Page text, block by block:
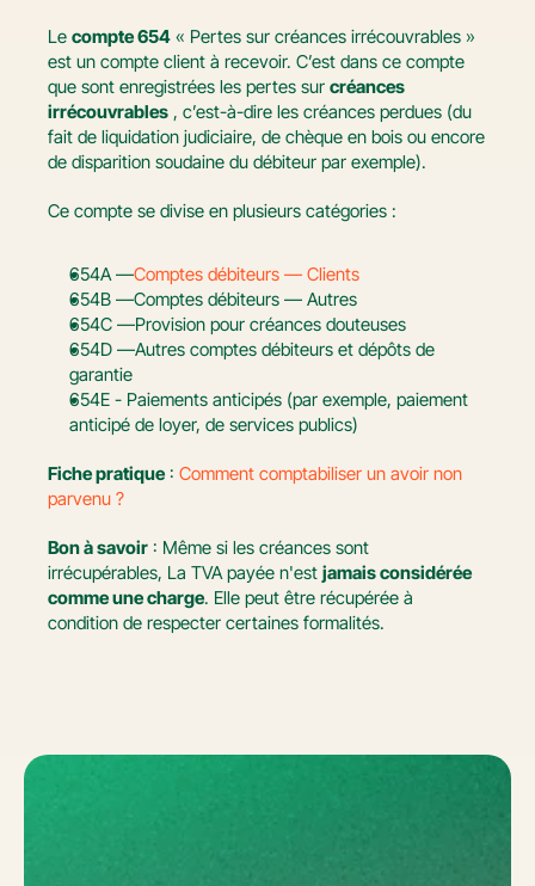
Le compte 654 « Pertes sur créances irrécouvrables »
est un compte client à recevoir. C’est dans ce compte
que sont enregistrées les pertes sur créances
irrécouvrables , c’est-à-dire les créances perdues (du
fait de liquidation judiciaire, de chèque en bois ou encore
de disparition soudaine du débiteur par exemple).
Ce compte se divise en plusieurs catégories :
654A —Comptes débiteurs — Clients
654B —Comptes débiteurs — Autres
654C —Provision pour créances douteuses
654D —Autres comptes débiteurs et dépôts de
garantie
654E - Paiements anticipés (par exemple, paiement
anticipé de loyer, de services publics)
Fiche pratique : Comment comptabiliser un avoir non
parvenu ?
Bon à savoir : Même si les créances sont
irrécupérables, La TVA payée n'est jamais considérée
comme une charge. Elle peut être récupérée à
condition de respecter certaines formalités.